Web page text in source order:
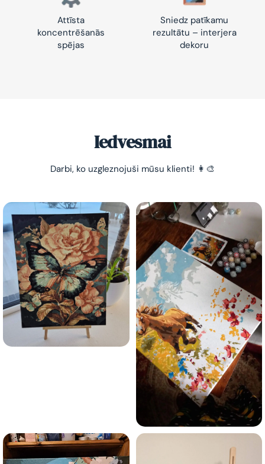
Attīsta
koncentrēšanās
spējas
Sniedz patīkamu
rezultātu – interjera
dekoru
Iedvesmai
Darbi, ko uzgleznojuši mūsu klienti! 👩‍🎨
-10% pirmajam pasūtījumam
GleznoPats.lvPrivātuma politika
SAŅEMT -10%